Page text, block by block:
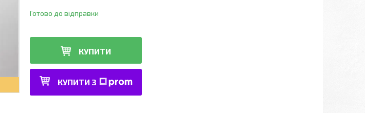
Готово до відправки
КУПИТИ
КУПИТИ З